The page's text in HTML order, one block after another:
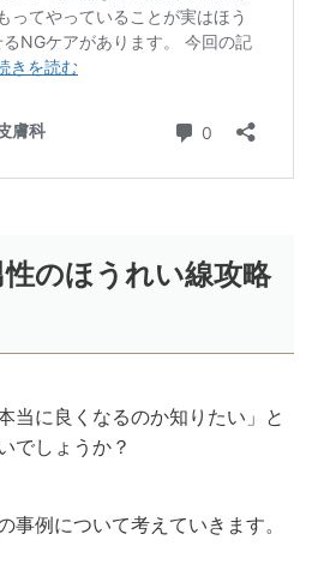
のほうれい線攻略
当に良くなるのか知りたい」と
でしょうか？
事例について考えていきます。